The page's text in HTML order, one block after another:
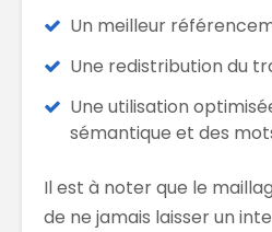
Un meilleur
Une redistribution du
Une utilisation
sémantique et des
Il est à noter que le
de ne jamais laisser un